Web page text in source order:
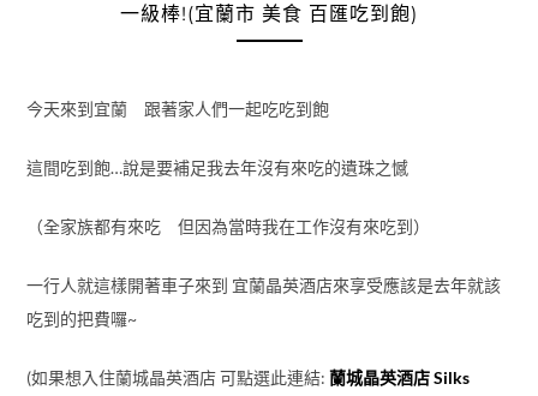
一級棒!(宜蘭市 美食 百匯吃到飽)
今天來到宜蘭 跟著家人們一起吃吃到飽
這間吃到飽…說是要補足我去年沒有來吃的遺珠之憾
（全家族都有來吃 但因為當時我在工作沒有來吃到）
一行人就這樣開著車子來到 宜蘭晶英酒店來享受應該是去年就該
吃到的把費囉~
(如果想入住蘭城晶英酒店 可點選此連結: 蘭城晶英酒店 Silks